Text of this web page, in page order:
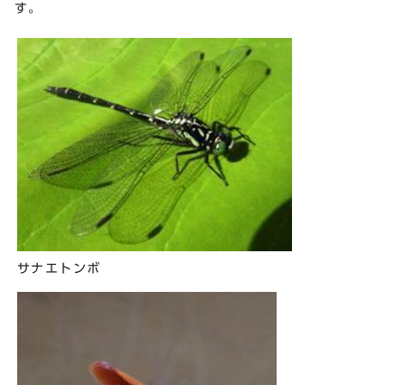
す。
サナエトンボ